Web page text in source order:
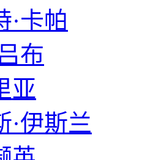
·卡帕
布
亚
·伊斯兰